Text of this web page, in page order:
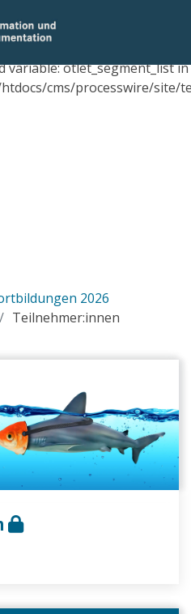
of non-object in
htdocs/cms/processwire/
variable: otlet_segment_list in
cms/processwire/
2026
Teilnehmer:innen